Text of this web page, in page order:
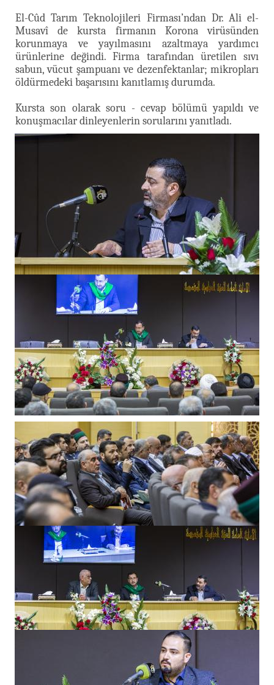
El-Cûd Tarım Teknolojileri Firması’ndan Dr. Ali el-
Musavî de kursta firmanın Korona virüsünden
korunmaya ve yayılmasını azaltmaya yardımcı
ürünlerine değindi. Firma tarafından üretilen sıvı
sabun, vücut şampuanı ve dezenfektanlar; mikropları
öldürmedeki başarısını kanıtlamış durumda.
Kursta son olarak soru - cevap bölümü yapıldı ve
konuşmacılar dinleyenlerin sorularını yanıtladı.